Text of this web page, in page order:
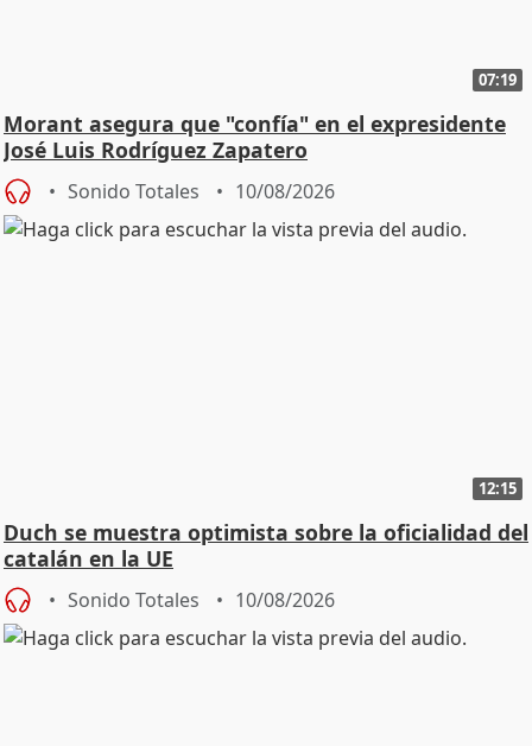
07:19
Morant asegura que "confía" en el expresidente
José Luis Rodríguez Zapatero
Sonido Totales 10/08/2026
12:15
Duch se muestra optimista sobre la oficialidad del
catalán en la UE
Sonido Totales 10/08/2026